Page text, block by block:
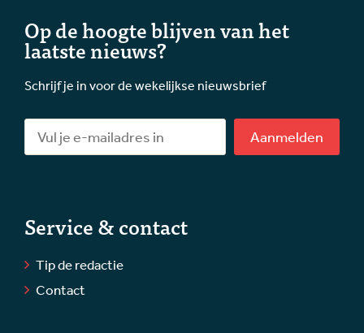
Op de hoogte blijven van het
laatste nieuws?
Schrijf je in voor de wekelijkse nieuwsbrief
Aanmelden
Service & contact
Tip de redactie
Contact